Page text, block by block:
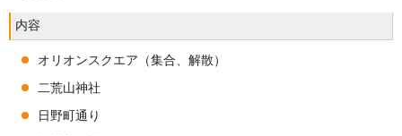
内容
オリオンスクエア（集合、解散）
二荒山神社
日野町通り